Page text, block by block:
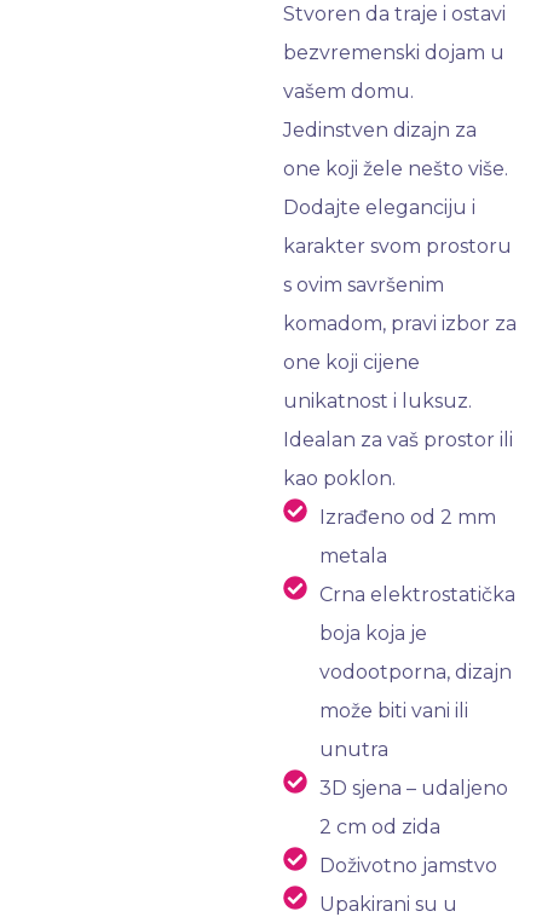
Stvoren da traje i ostavi
bezvremenski dojam u
vašem domu.
Jedinstven dizajn za
one koji žele nešto više.
Dodajte eleganciju i
karakter svom prostoru
s ovim savršenim
komadom, pravi izbor za
one koji cijene
unikatnost i luksuz.
Idealan za vaš prostor ili
kao poklon.
Izrađeno od 2 mm
metala
Crna elektrostatička
boja koja je
vodootporna, dizajn
može biti vani ili
unutra
3D sjena – udaljeno
2 cm od zida
Doživotno jamstvo
Upakirani su u